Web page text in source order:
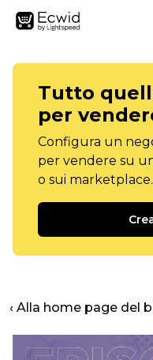
Tutto
per
Configura un
per vendere su
o sui marketplace.
‹ Alla home page del